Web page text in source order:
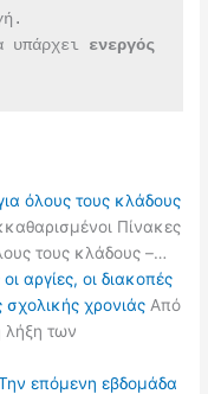
υπάρχει
ενεργός
όλους τους κλάδους
Πίνακες
τους κλάδους –…
αργίες, οι διακοπές
σχολικής χρονιάς Από
λήξη των
επόμενη εβδομάδα